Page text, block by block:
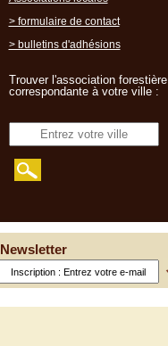
> formulaire de contact
> bulletins d'adhésions
Trouver l'association forestière
correspondante à votre ville :
Newsletter